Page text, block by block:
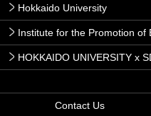
Hokkaido University
Institute for the Promotion of
HOKKAIDO UNIVERSITY x
Contact Us